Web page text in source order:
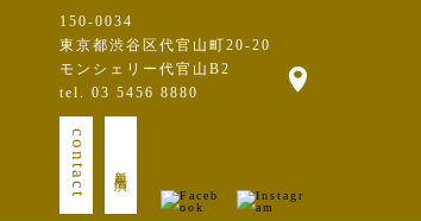
150-0034
東京都渋谷区代官山町20-20
モンシェリー代官山B2
tel. 03 5456 8880
contact